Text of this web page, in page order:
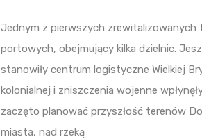
Jednym z pierwszych zrewitalizowanych
portowych, obejmujący kilka dzielnic.
stanowiły centrum logistyczne Wielkiej
kolonialnej i zniszczenia wojenne
zaczęto planować przyszłość terenów
miasta, nad rzeką